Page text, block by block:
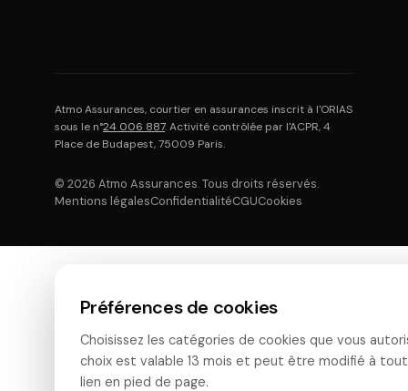
Atmo Assurances, courtier en assurances inscrit à l'ORIAS
sous le n°24 006 887. Activité contrôlée par l'ACPR, 4
Place de Budapest, 75009 Paris.
© 2026 Atmo Assurances. Tous droits réservés.
Mentions légalesConfidentialitéCGUCookies
Préférences de cookies
Choisissez les catégories de cookies que vous
choix est valable 13 mois et peut être modifié à
lien en pied de page.